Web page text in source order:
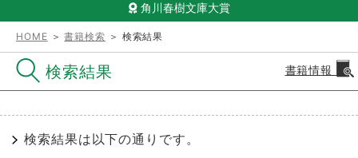
角川春樹文庫大賞
HOME ＞書籍検索 ＞ 検索結果
検索結果 書籍情報
検索結果は以下の通りです。